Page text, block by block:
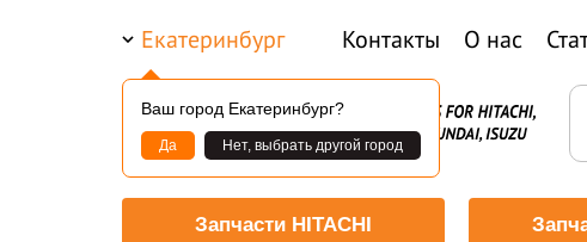
Екатеринбург
Ваш город Екатеринбург?
Да Нет, выбрать другой город
Контакты О нас
Запчасти HITACHI